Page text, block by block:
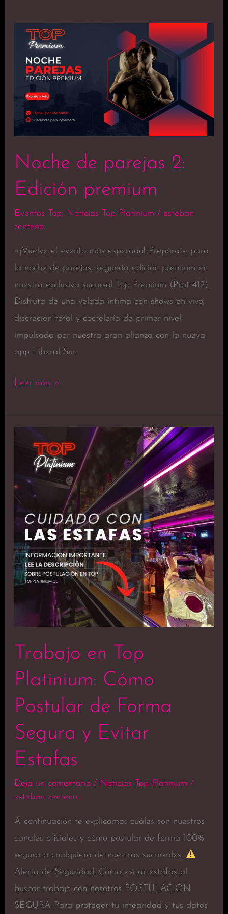
Noche de parejas 2:
Edición premium
Eventos Top, Noticias Top Platinium / esteban
zenteno
«¡Vuelve el evento más esperado! Prepárate para
la noche de parejas, segunda edición premium en
nuestra exclusiva sucursal Top Premium (Prat 412).
Disfruta de una velada íntima con shows en vivo,
discreción total y coctelería de primer nivel,
impulsada por nuestra gran alianza con la nueva
app Liberal Sur.
Noche
parejas
Edición
premium
Leer más »
Trabajo en Top
Platinium: Cómo
Postular de Forma
Segura y Evitar
Estafas
Deja un comentario / Noticias Top Platinium /
esteban zenteno
A continuación te explicamos cuáles son nuestros
canales oficiales y cómo postular de forma 100%
segura a cualquiera de nuestras sucursales.
Alerta de Seguridad: Cómo evitar estafas al
buscar trabajo con nosotros POSTULACIÓN
SEGURA Para proteger tu integridad y tus datos
Trabajo
Platinium:
Cómo
Postular
Forma
Segura
y
Evitar